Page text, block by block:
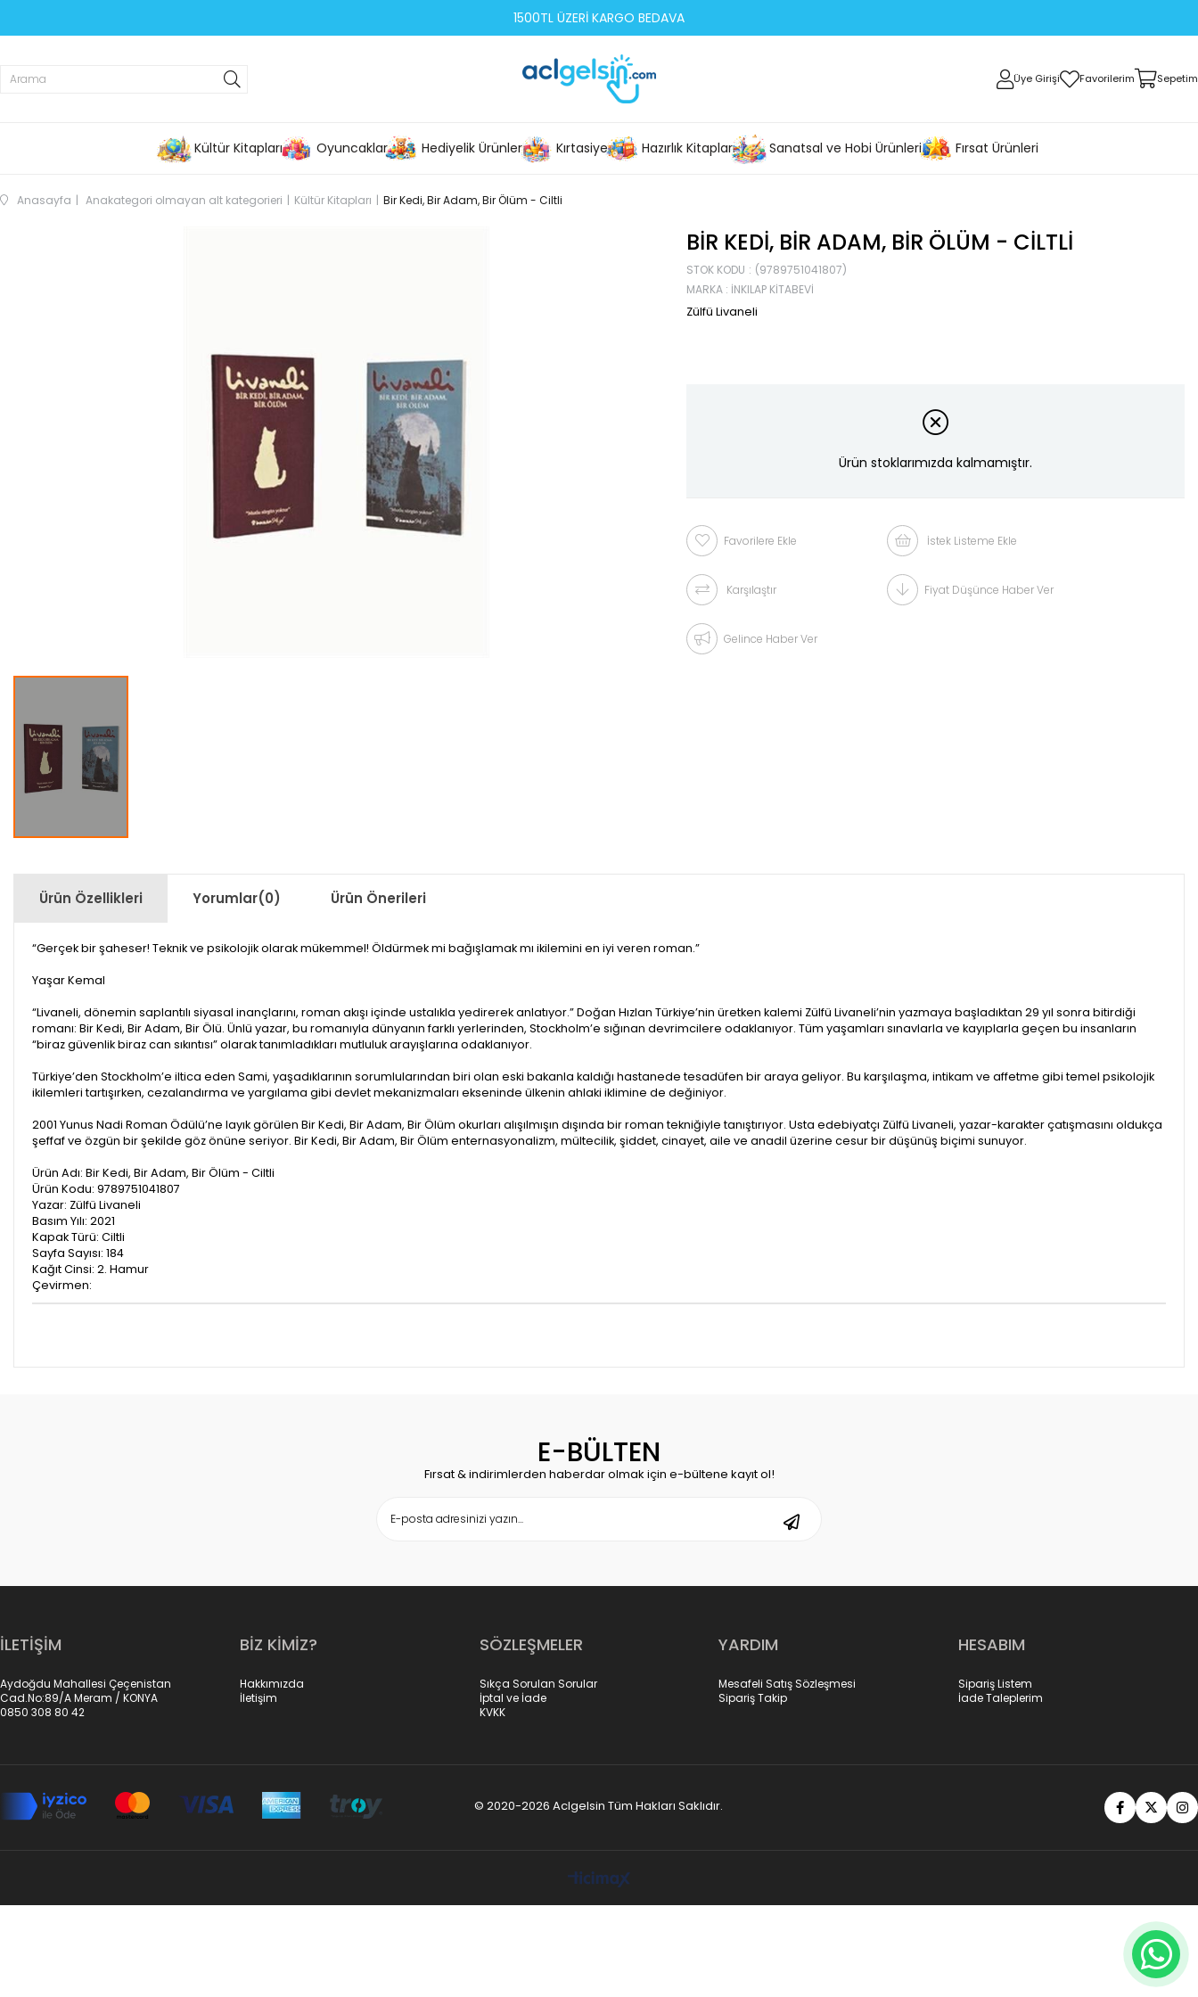
1500TL ÜZERİ KARGO BEDAVA
Üye Girişi Favorilerim Sepetim
Kültür Kitapları Oyuncaklar Hediyelik Ürünler Kırtasiye Hazırlık Kitapları Sanatsal ve Hobi Ürünleri Fırsat Ürünleri
Anasayfa Anakategori olmayan alt kategorieri Kültür Kitapları Bir Kedi, Bir Adam, Bir Ölüm - Ciltli
BIR KEDI, BIR ADAM, BIR ÖLÜM - CILTLI
STOK KODU
(9789751041807)
MARKA : İNKILAP KITABEVI
Zülfü Livaneli
Ürün stoklarımızda kalmamıştır.
Favorilere Ekle İstek Listeme Ekle
Karşılaştır Fiyat Düşünce Haber Ver
Gelince Haber Ver
Ürün Özellikleri Yorumlar(0) Ürün Önerileri
“Gerçek bir şaheser! Teknik ve psikolojik olarak mükemmel! Öldürmek mi bağışlamak mı ikilemini en iyi veren roman.”
Yaşar Kemal
“Livaneli, dönemin saplantılı siyasal inançlarını, roman akışı içinde ustalıkla yedirerek anlatıyor.” Doğan Hızlan Türkiye’nin üretken kalemi Zülfü Livaneli’nin yazmaya başladıktan 29 yıl sonra bitirdiği
romanı: Bir Kedi, Bir Adam, Bir Ölü. Ünlü yazar, bu romanıyla dünyanın farklı yerlerinden, Stockholm’e sığınan devrimcilere odaklanıyor. Tüm yaşamları sınavlarla ve kayıplarla geçen bu insanların
“biraz güvenlik biraz can sıkıntısı” olarak tanımladıkları mutluluk arayışlarına odaklanıyor.
Türkiye’den Stockholm’e iltica eden Sami, yaşadıklarının sorumlularından biri olan eski bakanla kaldığı hastanede tesadüfen bir araya geliyor. Bu karşılaşma, intikam ve affetme gibi temel psikolojik
ikilemleri tartışırken, cezalandırma ve yargılama gibi devlet mekanizmaları ekseninde ülkenin ahlaki iklimine de değiniyor.
2001 Yunus Nadi Roman Ödülü’ne layık görülen Bir Kedi, Bir Adam, Bir Ölüm okurları alışılmışın dışında bir roman tekniğiyle tanıştırıyor. Usta edebiyatçı Zülfü Livaneli, yazar-karakter çatışmasını oldukça
şeffaf ve özgün bir şekilde göz önüne seriyor. Bir Kedi, Bir Adam, Bir Ölüm enternasyonalizm, mültecilik, şiddet, cinayet, aile ve anadil üzerine cesur bir düşünüş biçimi sunuyor.
Ürün Adı: Bir Kedi, Bir Adam, Bir Ölüm - Ciltli
Ürün Kodu: 9789751041807
Yazar: Zülfü Livaneli
Basım Yılı: 2021
Kapak Türü: Ciltli
Sayfa Sayısı: 184
Kağıt Cinsi: 2. Hamur
Çevirmen:
E-BÜLTEN
Fırsat & indirimlerden haberdar olmak için e-bültene kayıt ol!
İLETİŞİM
Aydoğdu Mahallesi Çeçenistan
Cad.No:89/A Meram / KONYA
0850 308 80 42
BİZ KİMİZ?
Hakkımızda
İletişim
SÖZLEŞMELER
Sıkça Sorulan Sorular
İptal ve İade
KVKK
YARDIM
Mesafeli Satış Sözleşmesi
Sipariş Takip
HESABIM
Sipariş Listem
İade Taleplerim
© 2020-2026 Aclgelsin Tüm Hakları Saklıdır.